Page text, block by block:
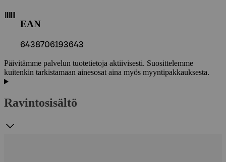
EAN
6438706193643
Päivitämme palvelun tuotetietoja aktiivisesti. Suosittelemme
kuitenkin tarkistamaan ainesosat aina myös myyntipakkauksesta.
Ravintosisältö